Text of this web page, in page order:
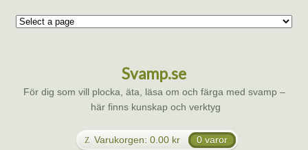
Svamp.se
För dig som vill plocka, äta, läsa om och färga med svamp –
här finns kunskap och verktyg
Varukorgen: 0.00 kr 0 varor